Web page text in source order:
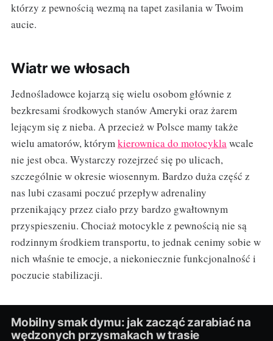
którzy z pewnością wezmą na tapet zasilania w Twoim
aucie.
Wiatr we włosach
Jednośladowce kojarzą się wielu osobom głównie z
bezkresami środkowych stanów Ameryki oraz żarem
lejącym się z nieba. A przecież w Polsce mamy także
wielu amatorów, którymkierownica do motocyklawcale
nie jest obca. Wystarczy rozejrzeć się po ulicach,
szczególnie w okresie wiosennym. Bardzo duża część z
nas lubi czasami poczuć przepływ adrenaliny
przenikający przez ciało przy bardzo gwałtownym
przyspieszeniu. Chociaż motocykle z pewnością nie są
rodzinnym środkiem transportu, to jednak cenimy sobie w
nich właśnie te emocje, a niekoniecznie funkcjonalność i
poczucie stabilizacji.
Mobilny smak dymu: jak zacząć zarabiać na
wędzonych przysmakach w trasie